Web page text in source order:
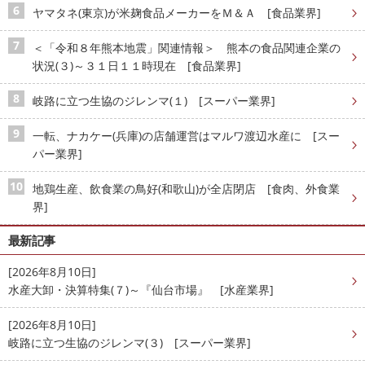
ヤマタネ(東京)が米麹食品メーカーをＭ＆Ａ [食品業界]
＜「令和８年熊本地震」関連情報＞ 熊本の食品関連企業の
状況(３)～３１日１１時現在 [食品業界]
岐路に立つ生協のジレンマ(１) [スーパー業界]
一転、ナカケー(兵庫)の店舗運営はマルワ渡辺水産に [スー
パー業界]
地鶏生産、飲食業の鳥好(和歌山)が全店閉店 [食肉、外食業
界]
最新記事
[2026年8月10日]
水産大卸・決算特集(７)～『仙台市場』 [水産業界]
[2026年8月10日]
岐路に立つ生協のジレンマ(３) [スーパー業界]